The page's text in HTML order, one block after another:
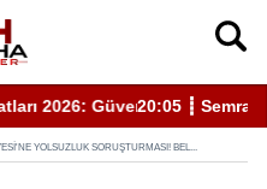
YOLSUZLUK SORUŞTURMASI! BEL...